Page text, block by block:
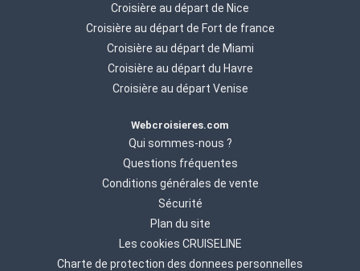
Croisière au départ de Nice
Croisière au départ de Fort de france
Croisière au départ de Miami
Croisière au départ du Havre
Croisière au départ Venise
Webcroisieres.com
Qui sommes-nous ?
Questions fréquentes
Conditions générales de vente
Sécurité
Plan du site
Les cookies CRUISELINE
Charte de protection des donnees personnelles